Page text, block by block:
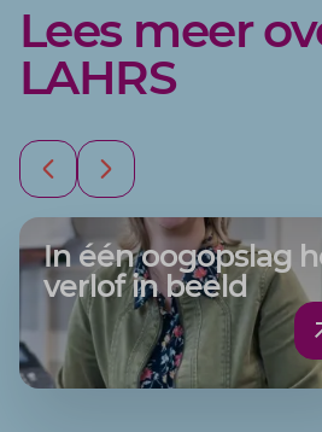
Lees meer
LAHRS
In één oogopslag
verlof in beeld